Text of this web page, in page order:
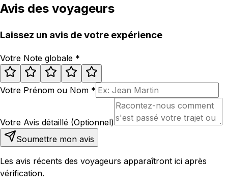
Avis des voyageurs
Laissez un avis de votre expérience
Votre Note globale *
Votre Prénom ou Nom *
Votre Avis détaillé (Optionnel)
Soumettre mon avis
Les avis récents des voyageurs apparaîtront ici après
vérification.